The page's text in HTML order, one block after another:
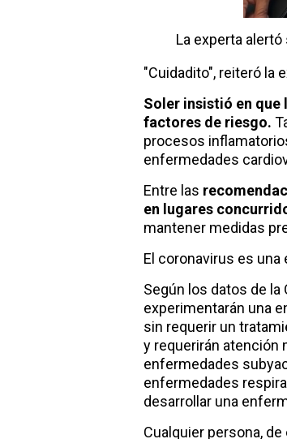
La experta
"Cuidadito", reiteró la
Soler insistió en que
factores de riesgo.
procesos
enfermedades
Entre las
en lugares
mantener medidas
El coronavirus es
Según los datos de la
experimentarán una
sin requerir un
y requerirán atención
enfermedades
enfermedades
desarrollar una
Cualquier persona,